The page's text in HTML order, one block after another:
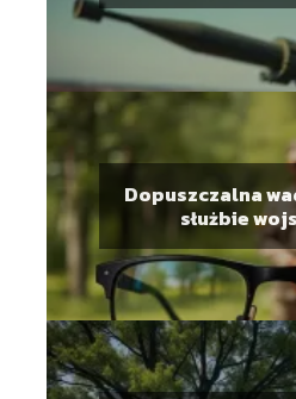
Dopuszczalna
służbie